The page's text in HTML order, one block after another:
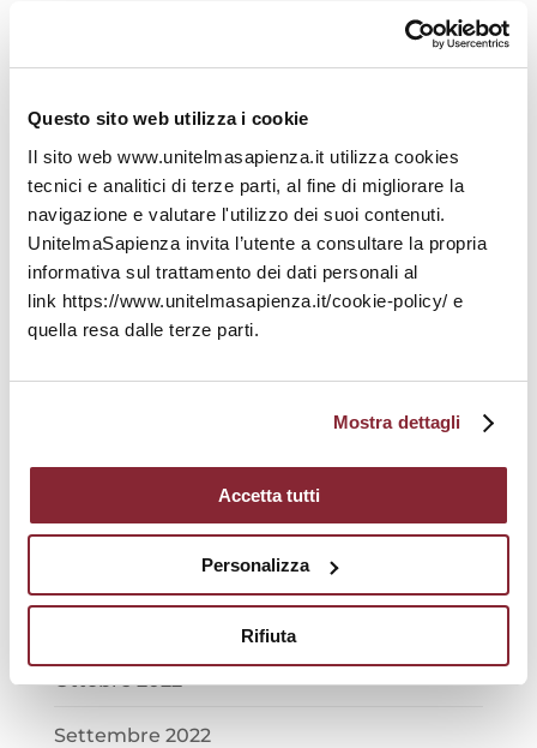
Questo sito web utilizza i cookie
Il sito web www.unitelmasapienza.it utilizza cookies
tecnici e analitici di terze parti, al fine di migliorare la
navigazione e valutare l'utilizzo dei suoi contenuti.
UnitelmaSapienza invita l’utente a consultare la propria
informativa sul trattamento dei dati personali al
link https://www.unitelmasapienza.it/cookie-policy/ e
quella resa dalle terze parti.
Mostra dettagli
Accetta tutti
Personalizza
Rifiuta
Settembre 2023
Agosto 2023
Luglio 2023
Giugno 2023
Maggio 2023
Ottobre 2022
Settembre 2022